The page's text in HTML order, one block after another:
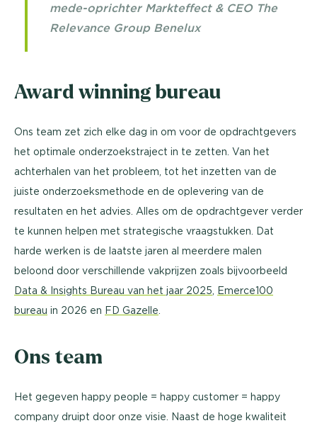
mede-oprichter Markteffect & CEO The
Relevance Group Benelux
Award winning bureau
Ons team zet zich elke dag in om voor de opdrachtgevers
het optimale onderzoekstraject in te zetten. Van het
achterhalen van het probleem, tot het inzetten van de
juiste onderzoeksmethode en de oplevering van de
resultaten en het advies. Alles om de opdrachtgever verder
te kunnen helpen met strategische vraagstukken. Dat
harde werken is de laatste jaren al meerdere malen
beloond door verschillende vakprijzen zoals bijvoorbeeld
Data & Insights Bureau van het jaar 2025 Emerce100
bureau in 2026 en FD Gazelle
Ons team
Het gegeven happy people = happy customer = happy
company druipt door onze visie. Naast de hoge kwaliteit